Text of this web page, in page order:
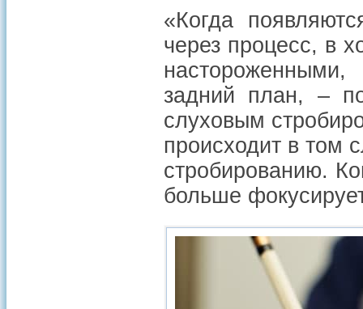
«Когда
через процесс, в
задний план, –
слуховым
происходит в том
стробированию.
больше